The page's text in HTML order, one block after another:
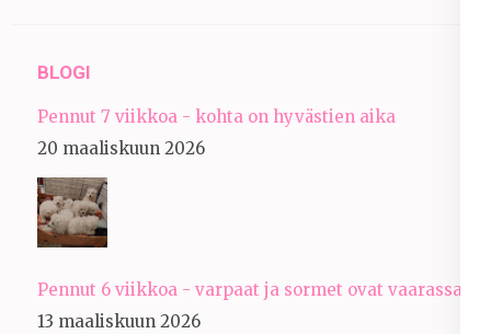
BLOGI
Pennut 7 viikkoa - kohta on hyvästien aika
20 maaliskuun 2026
Pennut 6 viikkoa - varpaat ja sormet ovat vaarassa
13 maaliskuun 2026